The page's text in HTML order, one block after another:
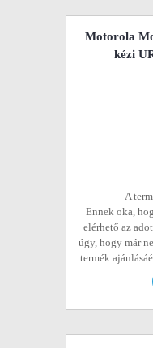
Motorola
kézi
A
Ennek oka,
elérhető az
úgy, hogy már
termék